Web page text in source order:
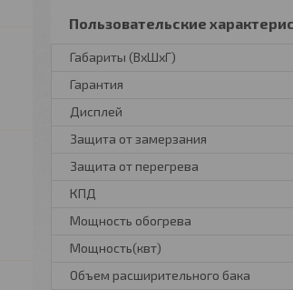
Пользовательские
Габариты (ВхШхГ)
Гарантия
Дисплей
Защита от замерзания
Защита от перегрева
КПД
Мощность обогрева
Мощность(квт)
Объем расширительного бака